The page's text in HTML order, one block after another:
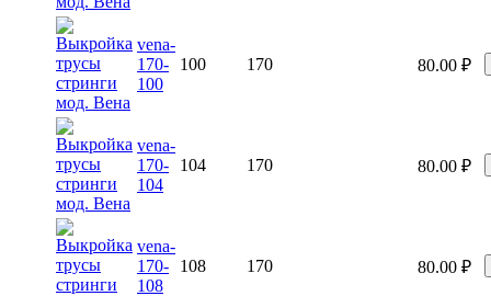
vena-
170-
100
100 170 80.00 ₽
vena-
170-
104
104 170 80.00 ₽
vena-
170-
108
108 170 80.00 ₽